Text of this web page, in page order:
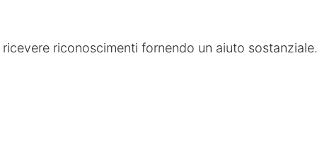
riconoscimenti fornendo un aiuto sostanziale.